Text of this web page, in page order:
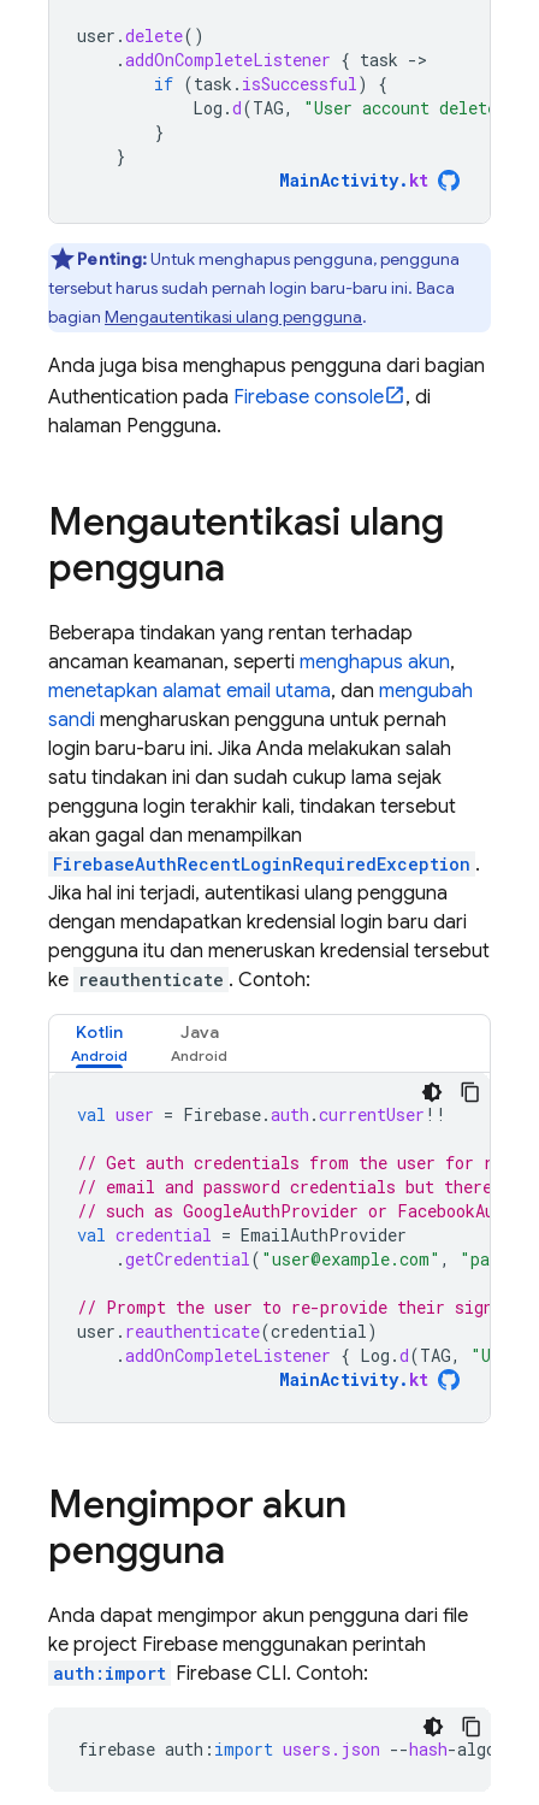
user .delete()
.addOnCompleteListener { task -
if (task . isSuccessful)
{
Log .d(TAG, "User account deleted."
}
}
MainActivity. kt
Penting:Untuk menghapus pengguna, pengguna
tersebut harus sudah pernah login baru-baru ini. Baca
bagian Mengautentikasi ulang pengguna.
Anda juga bisa menghapus pengguna dari bagian
Authentication pada Firebase console
, di
halaman Pengguna.
Mengautentikasi ulang
pengguna
Beberapa tindakan yang rentan terhadap
ancaman keamanan, seperti menghapus akun,
menetapkan alamat email utama, dan mengubah
sandi mengharuskan pengguna untuk pernah
login baru-baru ini. Jika Anda melakukan salah
satu tindakan ini dan sudah cukup lama sejak
pengguna login terakhir kali, tindakan tersebut
akan gagal dan menampilkan
FirebaseAuthRecentLoginRequiredException .
Jika hal ini terjadi, autentikasi ulang pengguna
dengan mendapatkan kredensial login baru dari
pengguna itu dan meneruskan kredensial tersebut
ke reauthenticate . Contoh:
Kotlin Java
val user = Firebase.auth .currentUser !!
// Get auth credentials from the user for re-
// email and password credentials but there
// such as GoogleAuthProvider or
val credential = EmailAuthProvider
.getCredential( "user@example.com" ,
// Prompt the user to re-provide their sign-in
user . reauthenticate(credential)
.addOnCompleteListener { Log .d(TAG,
"User
MainActivity. kt
Mengimpor akun
pengguna
Anda dapat mengimpor akun pengguna dari file
ke project Firebase menggunakan perintah
auth:import Firebase CLI. Contoh:
firebase auth : import users.json --hash-algo